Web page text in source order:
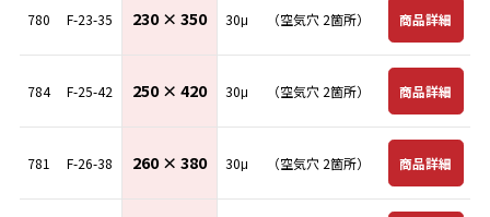
780 F-23-35 230 × 350 30μ （空気穴 2箇所） 商品詳細
784 F-25-42 250 × 420 30μ （空気穴 2箇所） 商品詳細
781 F-26-38 260 × 380 30μ （空気穴 2箇所） 商品詳細